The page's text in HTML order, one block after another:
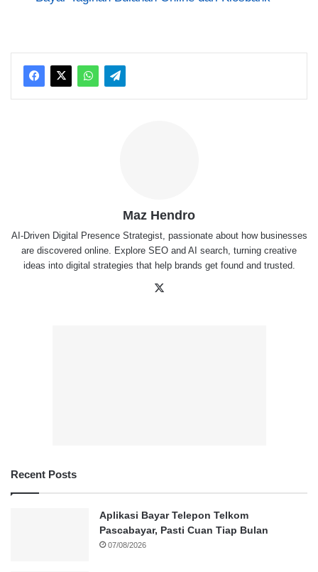
Maz Hendro
AI-Driven Digital Presence Strategist, passionate about how businesses
are discovered online. Explore SEO and AI search, turning creative
ideas into digital strategies that help brands get found and trusted.
Recent Posts
Aplikasi Bayar Telepon Telkom
Pascabayar, Pasti Cuan Tiap Bulan
07/08/2026